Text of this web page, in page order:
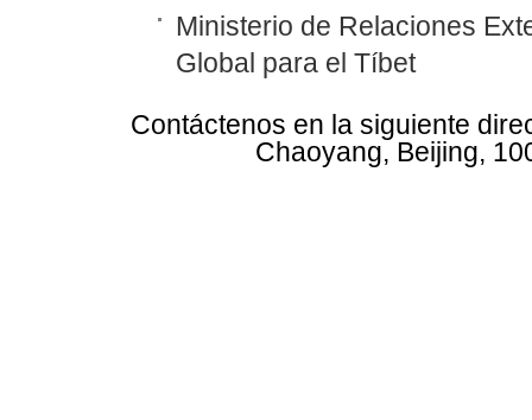
Ministerio de Relaciones
Global para el Tíbet
Contáctenos en la siguiente
Chaoyang, Beijing,